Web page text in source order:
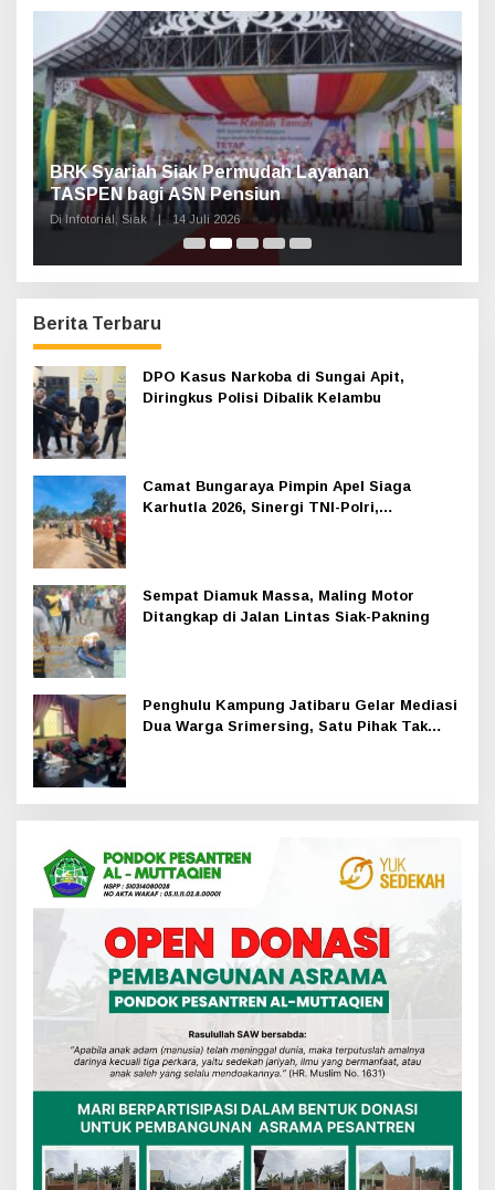
:
Haul Sultan Siak ke-60 Digelar, Bupati Afni
Ajak Masyarakat Lestarikan Sejarah
Kesultanan
Di Infotorial, Siak | 12 Juli 2026
Berita Terbaru
DPO Kasus Narkoba di Sungai Apit,
Diringkus Polisi Dibalik Kelambu
Camat Bungaraya Pimpin Apel Siaga
Karhutla 2026, Sinergi TNI-Polri,
Sempat Diamuk Massa, Maling Motor
Ditangkap di Jalan Lintas Siak-Pakning
Penghulu Kampung Jatibaru Gelar Mediasi
Dua Warga Srimersing, Satu Pihak Tak